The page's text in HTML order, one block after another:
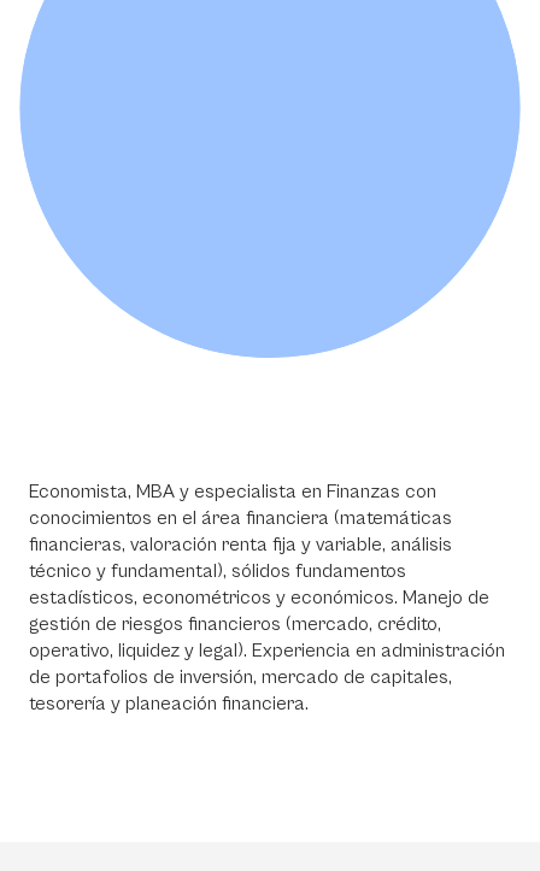
Economista, MBA y especialista en Finanzas con
conocimientos en el área financiera (matemáticas
financieras, valoración renta fija y variable, análisis
técnico y fundamental), sólidos fundamentos
estadísticos, econométricos y económicos. Manejo de
gestión de riesgos financieros (mercado, crédito,
operativo, liquidez y legal). Experiencia en administración
de portafolios de inversión, mercado de capitales,
tesorería y planeación financiera.